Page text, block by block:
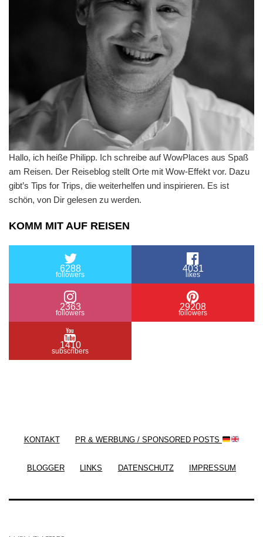
Hallo, ich heiße Philipp. Ich schreibe auf WowPlaces aus Spaß
am Reisen. Der Reiseblog stellt Orte mit Wow-Effekt vor. Dazu
gibt’s Tips for Trips, die weiterhelfen und inspirieren. Es ist
schön, von Dir gelesen zu werden.
KOMM MIT AUF REISEN
6288
followers
4031
likes
2363
followers
29208
followers
1410
subscribers
KONTAKT PR & WERBUNG / SPONSORED POSTS
BLOGGER LINKS DATENSCHUTZ IMPRESSUM